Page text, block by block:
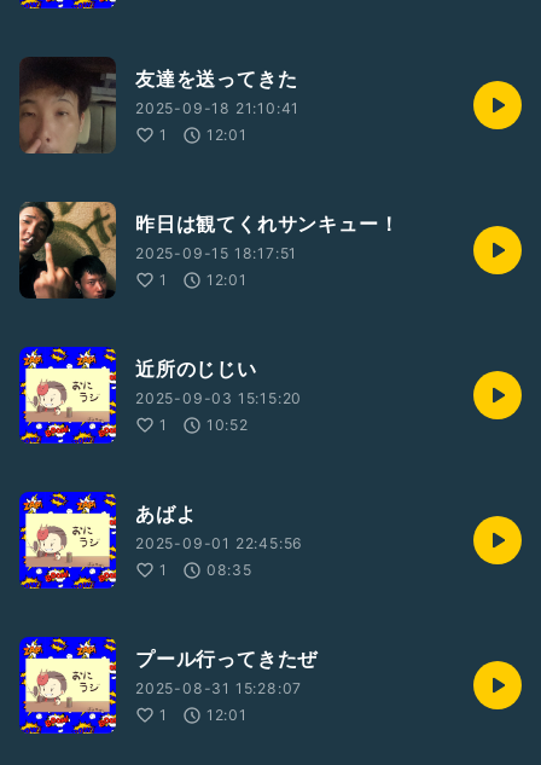
友達を送ってきた
2025-09-18 21:10:41
1
12:01
昨日は観てくれサンキュー！
2025-09-15 18:17:51
1
12:01
近所のじじい
2025-09-03 15:15:20
1
10:52
あばよ
2025-09-01 22:45:56
1
08:35
プール行ってきたぜ
2025-08-31 15:28:07
1
12:01